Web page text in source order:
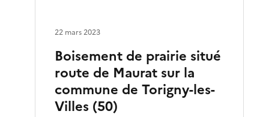
Boisement de prairie situé
route de Maurat sur la
commune de Torigny-les-
Villes (50)
22 mars 2023